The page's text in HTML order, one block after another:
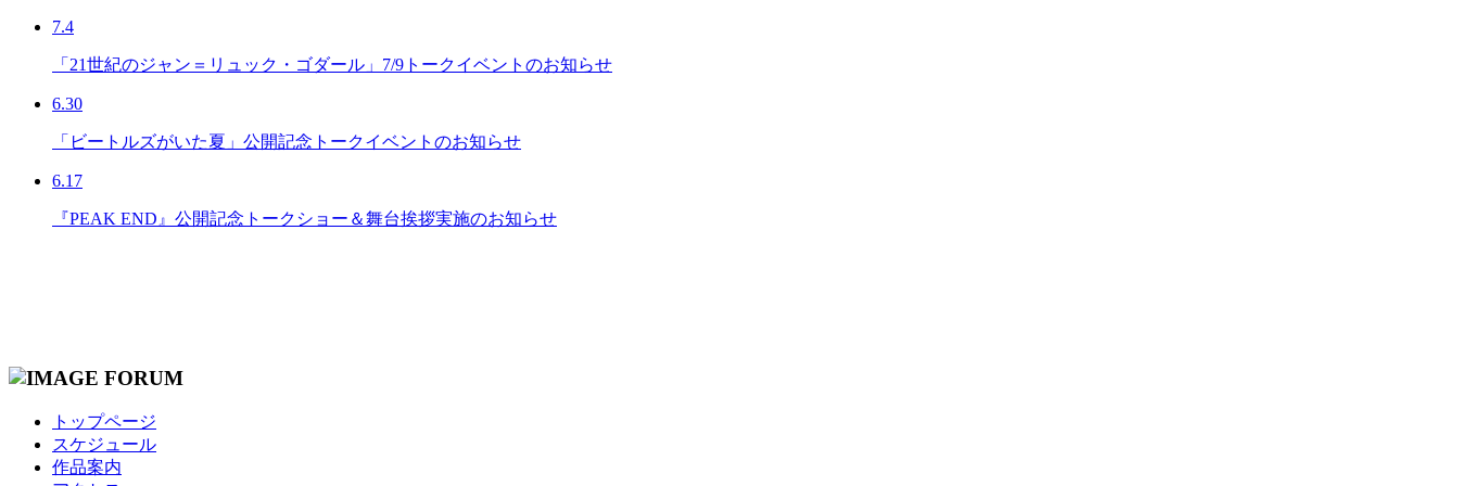
7.4
「21世紀のジャン＝リュック・ゴダール」7/9トークイベントのお知らせ
6.30
「ビートルズがいた夏」公開記念トークイベントのお知らせ
6.17
『PEAK END』公開記念トークショー＆舞台挨拶実施のお知らせ
トップページ
スケジュール
作品案内